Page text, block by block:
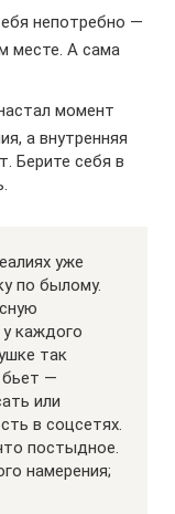
непотребно —
месте. А сама
момент
а внутренняя
Берите себя в
уже
по былому.
каждого
так
бьет —
или
в соцсетях.
постыдное.
намерения;